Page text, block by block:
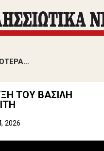
στο κύριο περιεχόμενο
ΤΟΥ ΒΑΣΙΛΗ
2026